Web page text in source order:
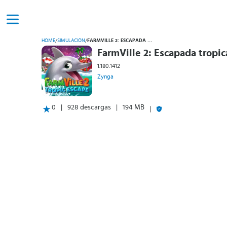
HOME/SIMULACIÓN/ FARMVILLE 2: ESCAPADA TROPICAL
FarmVille 2: Escapada
1.180.1412
Zynga
0 928 descargas 194 MB